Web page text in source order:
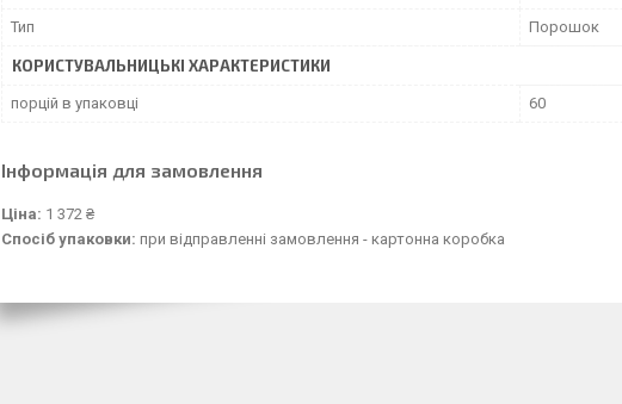
Тип Порошок
КОРИСТУВАЛЬНИЦЬКІ ХАРАКТЕРИСТИКИ
порцій в упаковці 60
Інформація для замовлення
Ціна: 1 372 ₴
Спосіб упаковки: при відправленні замовлення - картонна коробка